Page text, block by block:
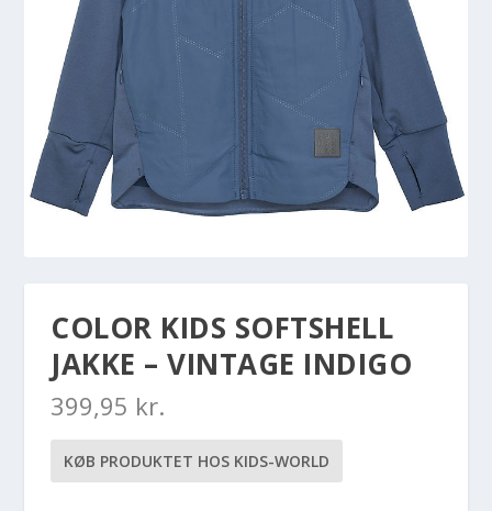
COLOR KIDS SOFTSHELL
JAKKE – VINTAGE INDIGO
399,95 kr.
KØB PRODUKTET HOS KIDS-WORLD